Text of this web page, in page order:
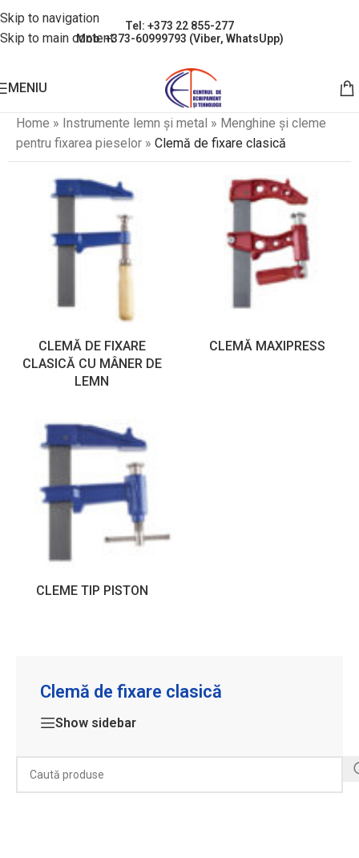
Skip to navigation
Skip to main content
Tel: +373 22 855-277
Mob: +373-60999793 (Viber, WhatsUpp)
MENIU
Home » Instrumente lemn și metal » Menghine și cleme
pentru fixarea pieselor » Clemă de fixare clasică
CLEMĂ DE FIXARE
CLASICĂ CU MÂNER DE
LEMN
CLEMĂ MAXIPRESS
CLEME TIP PISTON
Clemă de fixare clasică
Show sidebar